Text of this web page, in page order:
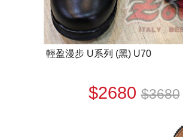
輕盈漫步 U系列 (黑) U70
$2680$3680